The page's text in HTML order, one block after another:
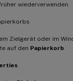
wiederverwenden.
Zielgerät oder im
auf den Papierkorb